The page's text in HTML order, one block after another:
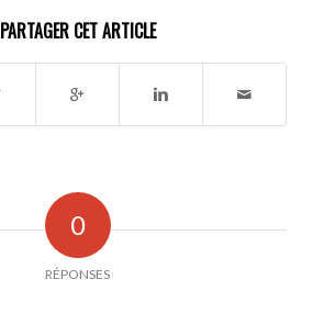
PARTAGER CET ARTICLE
0
RÉPONSES